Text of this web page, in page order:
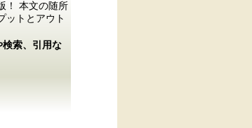
！ 本文の随所
ットとアウト
検索、引用な